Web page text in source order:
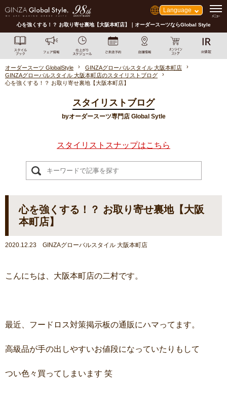
Language
心を強くする！？ お取り寄せ裏地【大阪本町店】｜オーダースーツならGlobal Style
オーダースーツ GlobalStyle
GINZAグローバルスタイル 大阪本町店
GINZAグローバルスタイル 大阪本町店のスタイリストブログ
心を強くする！？ お取り寄せ裏地【大阪本町店】
スタイリストブログ
byオーダースーツ専門店 Global Sytle
スタイリストスナップはこちら
心を強くする！？ お取り寄せ裏地【大阪
本町店】
2020.12.23 GINZAグローバルスタイル 大阪本町店
こんにちは、大阪本町店の二村です。
最近、フードロス対策掲示板の通販にハマってます。
高級品が手の出しやすいお値段になっていたりもして
つい色々買ってしまいます 笑